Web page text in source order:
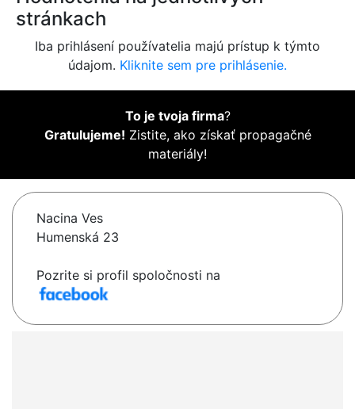
stránkach
Iba prihlásení používatelia majú prístup k týmto
údajom. Kliknite sem pre prihlásenie.
To je tvoja firma?
Gratulujeme! Zistite, ako získať propagačné
materiály!
Nacina Ves
Humenská 23
Pozrite si profil spoločnosti na